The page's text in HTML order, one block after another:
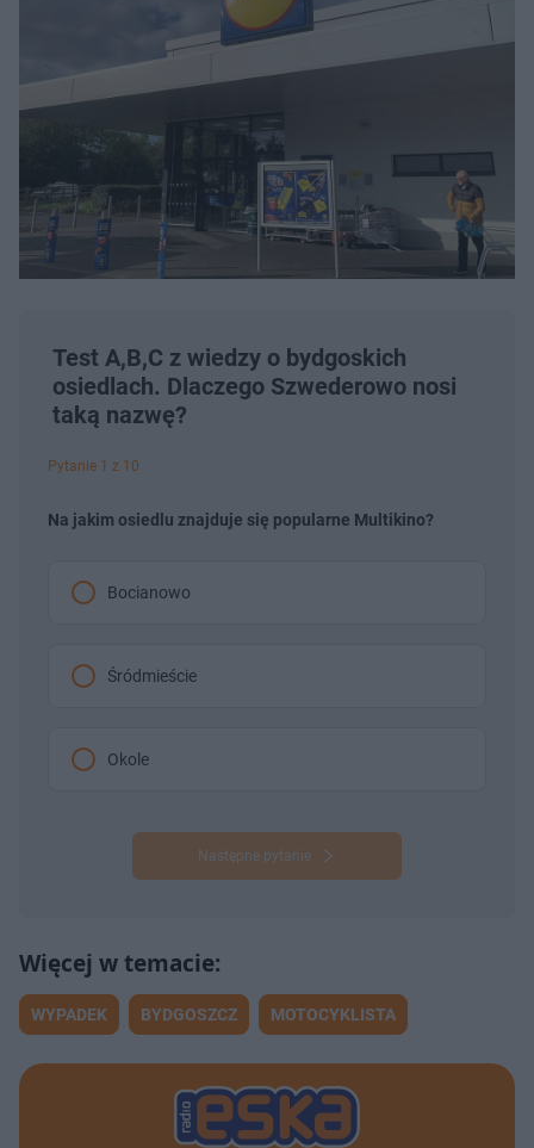
Test A,B,C z wiedzy o bydgoskich
osiedlach. Dlaczego Szwederowo nosi
taką nazwę?
Pytanie 1 z 10
Na jakim osiedlu znajduje się popularne Multikino?
Bocianowo
Śródmieście
Okole
Następne pytanie
WYPADEK BYDGOSZCZ MOTOCYKLISTA